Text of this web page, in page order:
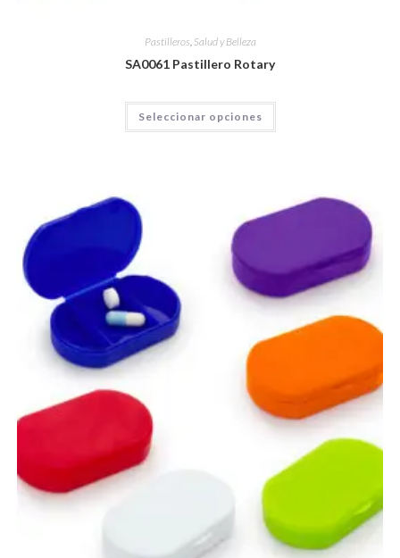
Pastilleros Salud y Belleza
SA0061 Pastillero Rotary
Seleccionar opciones